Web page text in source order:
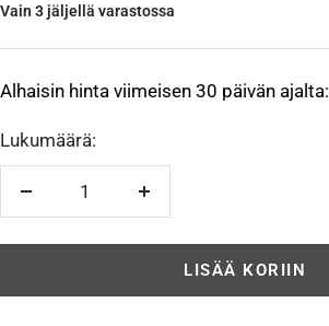
Vain 3 jäljellä varastossa
Alhaisin hinta viimeisen 30 päivän ajalta:
Lukumäärä:
Vähennä
LISÄÄ KORIIN